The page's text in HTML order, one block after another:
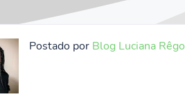
Postado por Blog Luciana Rêgo